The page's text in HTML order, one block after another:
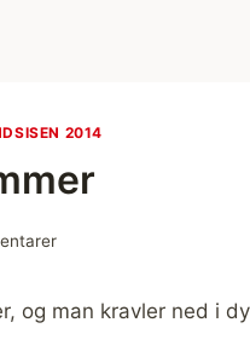
2014
og man kravler ned i